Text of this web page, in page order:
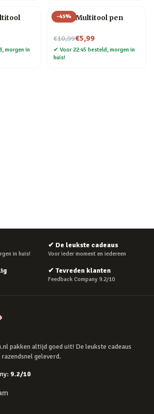
morgen in
-45%
6-in-1 Multitool pen
€10,99
Nu voor€5,99
✔ Voor 22:45 besteld, morgen in
huis!
in huis!
✔ De leukste cadeaus
Voor ieder moment en iedereen
✔ Tevreden klanten
Feedback Company 9.2/10
pakken altijd goed uit! De leukste cadeaus
geleverd.
: 9.2/10